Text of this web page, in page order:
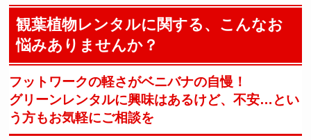
観葉植物レンタルに関する、こんなお
悩みありませんか？
フットワークの軽さがベニバナの自慢！
グリーンレンタルに興味はあるけど、不安… とい
う方もお気軽にご相談を